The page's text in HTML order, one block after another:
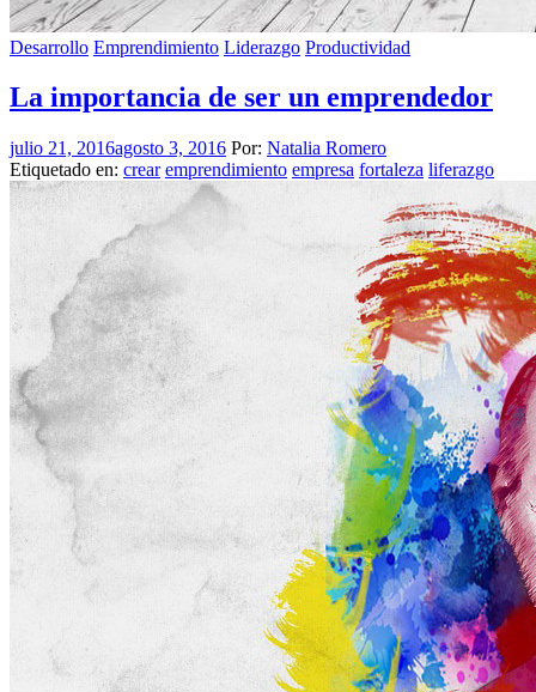
Desarrollo Emprendimiento Liderazgo Productividad
La importancia de ser un emprendedor
julio 21, 2016agosto 3, 2016 Por: Natalia Romero
Etiquetado en: crear emprendimiento empresa fortaleza liferazgo